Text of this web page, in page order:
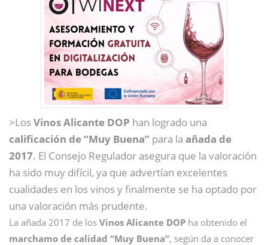
>LosVinos Alicante DOP han logrado una
calificación de “Muy Buena” para la añada de
2017. El Consejo Regulador asegura que la valoración
ha sido muy difícil, ya que advertían excelentes
cualidades en los vinos y finalmente se ha optado por
una valoración más prudente.
La añada 2017 de los Vinos Alicante DOP ha obtenido el
marchamo de calidad “Muy Buena”, según da a conocer